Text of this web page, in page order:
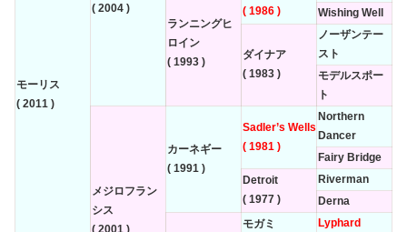
モーリス
( 2011 )
( 2004 )
ランニングヒ
ロイン
( 1993 )
( 1986 )
Wishing Well
ダイナア
( 1983 )
ノーザンテー
スト
モデルスポー
ト
メジロフラン
シス
( 2001 )
カーネギー
( 1991 )
Sadler’s Wells
( 1981 )
Northern
Dancer
Fairy Bridge
Detroit
( 1977 )
Riverman
Derna
モガミ
Lyphard